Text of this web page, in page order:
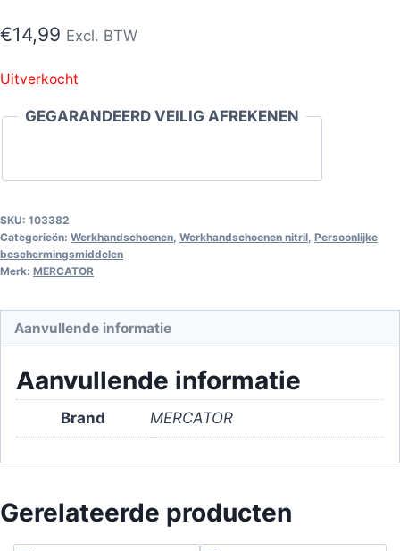
€14,99 Excl. BTW
Uitverkocht
GEGARANDEERD VEILIG AFREKENEN
SKU: 103382
Categorieën: Werkhandschoenen, Werkhandschoenen nitril, Persoonlijke
beschermingsmiddelen
Merk: MERCATOR
Aanvullende informatie
Aanvullende informatie
Brand MERCATOR
Gerelateerde producten